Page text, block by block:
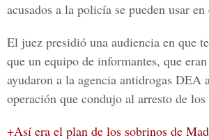
acusados a la policía se pueden usar
El juez presidió una audiencia en que
que un equipo de informantes, que
ayudaron a la agencia antidrogas DEA
operación que condujo al arresto de los
+Así era el plan de los sobrinos de